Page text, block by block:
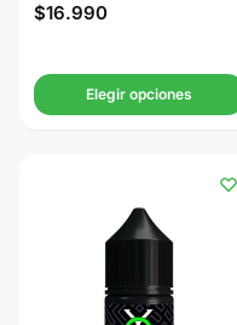
$16.990
Elegir opciones